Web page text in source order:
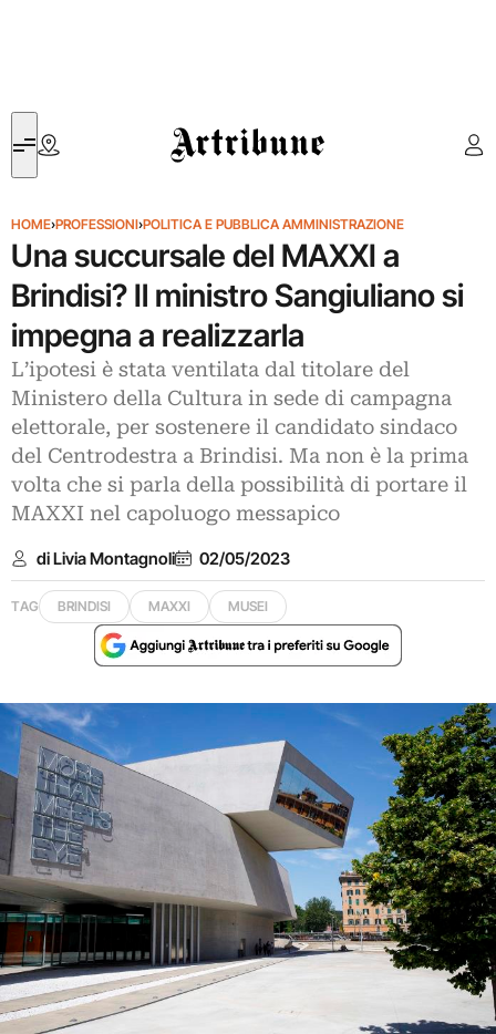
Artribune
HOME›PROFESSIONI›POLITICA E PUBBLICA AMMINISTRAZIONE
Una succursale del MAXXI a
Brindisi? Il ministro Sangiuliano si
impegna a realizzarla
L’ipotesi è stata ventilata dal titolare del
Ministero della Cultura in sede di campagna
elettorale, per sostenere il candidato sindaco
del Centrodestra a Brindisi. Ma non è la prima
volta che si parla della possibilità di portare il
MAXXI nel capoluogo messapico
di Livia Montagnoli 02/05/2023
TAG BRINDISI MAXXI MUSEI